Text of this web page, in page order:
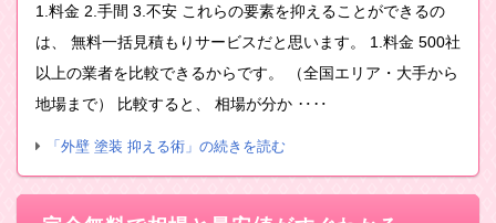
1.料金 2.手間 3.不安 これらの要素を抑えることができるの
は、 無料一括見積もりサービスだと思います。 1.料金 500社
以上の業者を比較できるからです。 （全国エリア・大手から
地場まで） 比較すると、 相場が分か ‥‥
「外壁 塗装 抑える術」の続きを読む